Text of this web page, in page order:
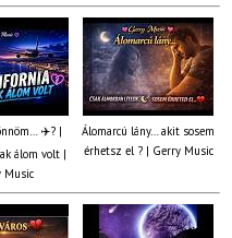
✈️? |
álom volt |
Music
Álomarcú lány… akit sosem
érhetsz el ? | Gerry Music